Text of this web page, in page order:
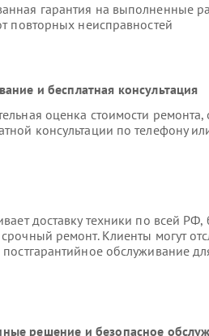
гарантия на выполненные
повторных неисправностей
и бесплатная консультация
оценка стоимости ремонта,
консультации по телефону
доставку техники по всей РФ,
ремонт. Клиенты могут
постгарантийное обслуживание
решение и безопасное